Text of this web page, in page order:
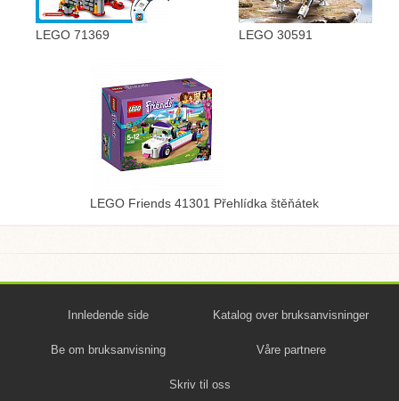
LEGO 71369 LEGO 30591
LEGO Friends 41301 Přehlídka štěňátek
Innledende side Katalog over bruksanvisninger
Be om bruksanvisning Våre partnere
Skriv til oss